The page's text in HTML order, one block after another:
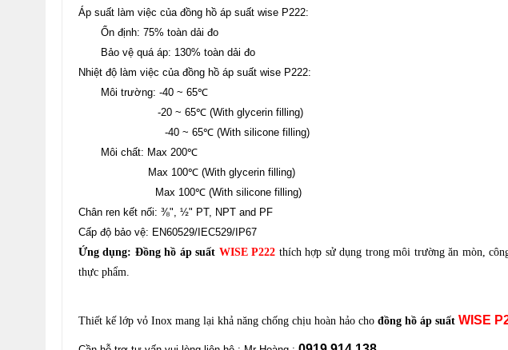
Áp suất làm việc của đồng hồ áp suất wise P222:
Ổn định: 75% toàn dải đo
Bảo vệ quá áp: 130% toàn dải đo
Nhiệt độ làm việc của đồng hồ áp suất wise P222:
Môi trường: -40 ~ 65℃
-20 ~ 65℃ (With glycerin filling)
-40 ~ 65℃ (With silicone filling)
Môi chất: Max 200℃
Max 100℃ (With glycerin filling)
Max 100℃ (With silicone filling)
Chân ren kết nối: ⅜", ½" PT, NPT and PF
Cấp độ bảo vệ: EN60529/IEC529/IP67
Ứng dụng: Đồng hồ áp suất WISE P222 thích hợp sử dụng trong môi trường ăn mòn,
thực phẩm.
Thiết kế lớp vỏ Inox mang lại khả năng chống chịu hoàn hảo cho đồng hồ áp suất WISE